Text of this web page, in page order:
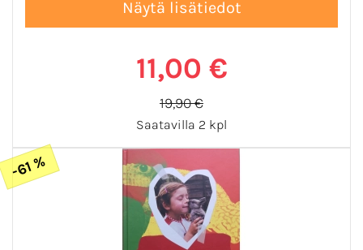
11,00 €
19,90 €
Saatavilla 2 kpl
-61 %